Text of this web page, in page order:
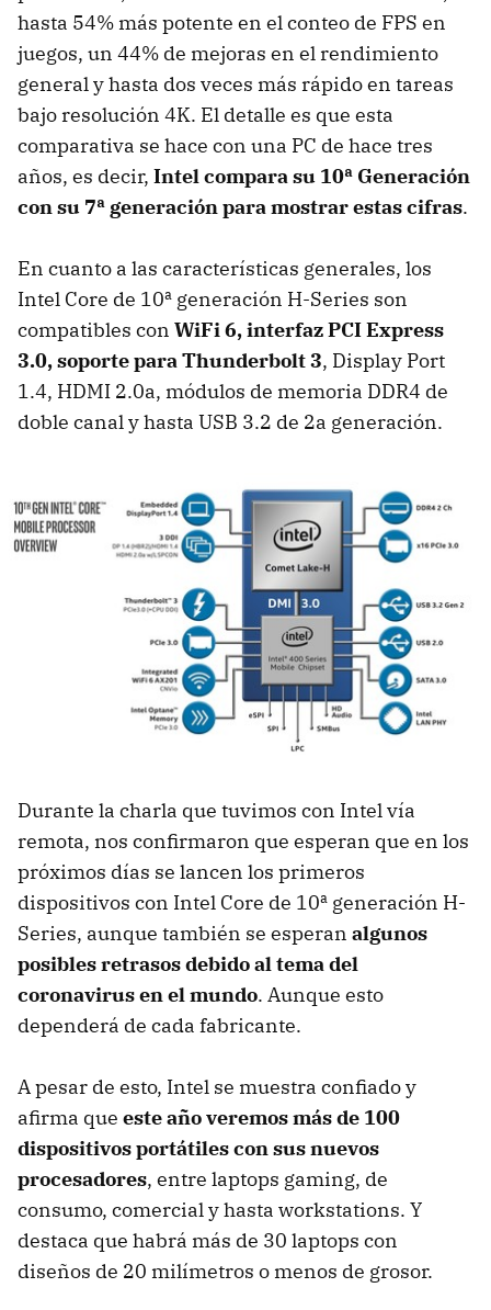
hasta 54% más potente en el conteo de FPS en
juegos, un 44% de mejoras en el rendimiento
general y hasta dos veces más rápido en tareas
bajo resolución 4K. El detalle es que esta
comparativa se hace con una PC de hace tres
años, es decir, Intel compara su 10ª Generación
con su 7ª generación para mostrar estas cifras.
En cuanto a las características generales, los
Intel Core de 10ª generación H-Series son
compatibles con WiFi 6, interfaz PCI Express
3.0, soporte para Thunderbolt 3, Display Port
1.4, HDMI 2.0a, módulos de memoria DDR4 de
doble canal y hasta USB 3.2 de 2a generación.
Durante la charla que tuvimos con Intel vía
remota, nos confirmaron que esperan que en los
próximos días se lancen los primeros
dispositivos con Intel Core de 10ª generación H-
Series, aunque también se esperan algunos
posibles retrasos debido al tema del
coronavirus en el mundo. Aunque esto
dependerá de cada fabricante.
A pesar de esto, Intel se muestra confiado y
afirma que este año veremos más de 100
dispositivos portátiles con sus nuevos
procesadores, entre laptops gaming, de
consumo, comercial y hasta workstations. Y
destaca que habrá más de 30 laptops con
diseños de 20 milímetros o menos de grosor.